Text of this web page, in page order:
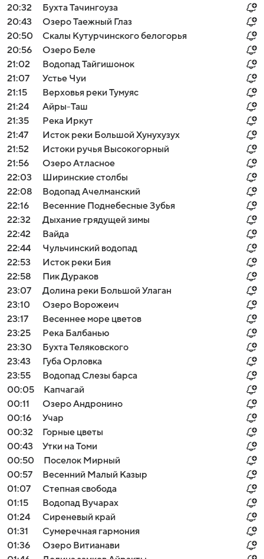
20:32
Бухта Тачингоуза
20:43
Озеро Таежный Глаз
20:50
Скалы Кутурчинского белогорья
20:56
Озеро Беле
21:02
Водопад Тайгишонок
21:07
Устье Чуи
21:15
Верховья реки Тумуяс
21:24
Айры-Таш
21:35
Река Иркут
21:47
Исток реки Большой Хунухузух
21:52
Истоки ручья Высокогорный
21:56
Озеро Атласное
22:03
Ширинские столбы
22:08
Водопад Ачелманский
22:16
Весенние Поднебесные Зубья
22:32
Дыхание грядущей зимы
22:42
Вайда
22:44
Чульчинский водопад
22:53
Исток реки Бия
22:58
Пик Дураков
23:07
Долина реки Большой Улаган
23:10
Озеро Ворожеич
23:17
Весеннее море цветов
23:25
Река Балбанью
23:30
Бухта Теляковского
23:43
Губа Орловка
23:55
Водопад Слезы барса
00:05
Капчагай
00:11
Озеро Андронино
00:16
Учар
00:32
Горные цветы
00:43
Утки на Томи
00:50
Поселок Мирный
00:57
Весенний Малый Казыр
01:07
Степная свобода
01:15
Водопад Вучарах
01:24
Сиреневый край
01:31
Сумеречная гармония
01:36
Озеро Витианави